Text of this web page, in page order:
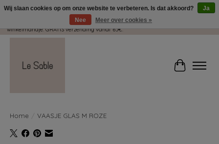
Wij pakken met plezier jouw kadootjes GRATIS in! Duid dit zeker aan in je
winkelmandje. GRATIS verzending vanaf 65€.
Home VAASJE GLAS M ROZE
Wij slaan cookies op om onze website te verbeteren. Is dat akkoord?
Ja
Nee
Meer over cookies »